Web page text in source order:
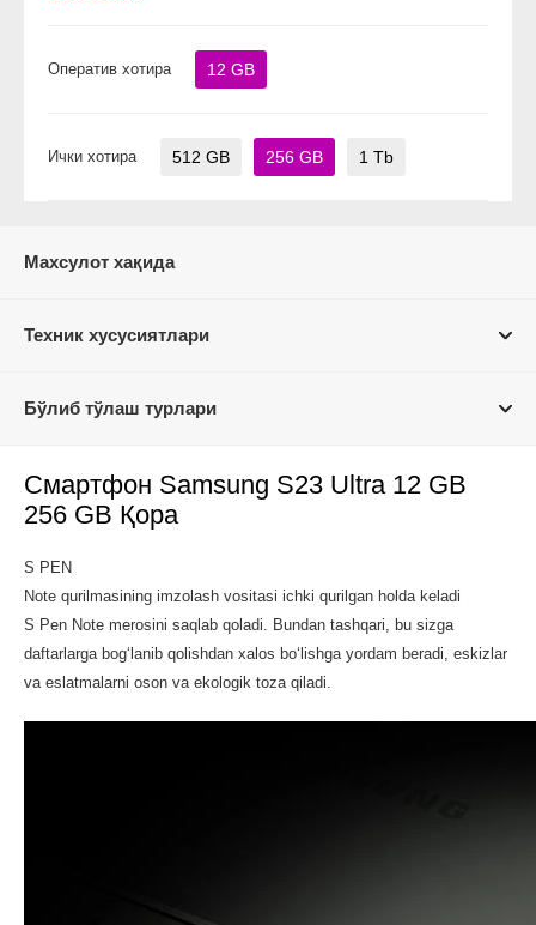
Оператив хотира 12 GB
Ички хотира 512 GB 256 GB 1 Tb
Махсулот хақида
Техник хусусиятлари
Бўлиб тўлаш турлари
Смартфон Samsung S23 Ultra 12 GB
256 GB Қора
S PEN
Note qurilmasining imzolash vositasi ichki qurilgan holda keladi
S Pen Note merosini saqlab qoladi. Bundan tashqari, bu sizga
daftarlarga bog‘lanib qolishdan xalos bo‘lishga yordam beradi, eskizlar
va eslatmalarni oson va ekologik toza qiladi.